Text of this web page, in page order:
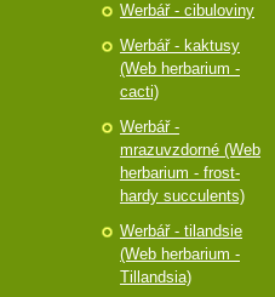
Werbář - cibuloviny
Werbář - kaktusy
(Web herbarium -
cacti)
Werbář -
mrazuvzdorné (Web
herbarium - frost-
hardy succulents)
Werbář - tilandsie
(Web herbarium -
Tillandsia)